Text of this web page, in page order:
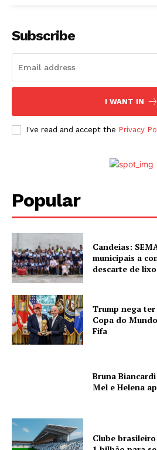
Subscribe
I WANT IN
I've read and accept the Privacy
Popular
Candeias:
municipais a
descarte de lixo
Trump nega
Copa do
Fifa
Bruna
Mel e Helena
Clube